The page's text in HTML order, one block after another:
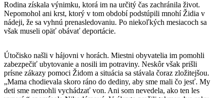
Rodina získala výnimku, ktorá im na určitý čas zachránila život.
Nepomohol ani krst, ktorý v tom období podstúpili mnohí Židia v
nádeji, že sa vyhnú prenasledovaniu. Po niekoľkých mesiacoch sa
však museli opäť obávať deportácie.
Útočisko našli v hájovni v horách. Miestni obyvatelia im pomohli
zabezpečiť ubytovanie a nosili im potraviny. Neskôr však prišli
prísne zákazy pomoci Židom a situácia sa stávala čoraz zložitejšou.
„Mama chodievala skoro ráno do dediny, aby sme mali čo jesť. My
deti sme nemohli vychádzať von. Ani som nevedela, ako ten les